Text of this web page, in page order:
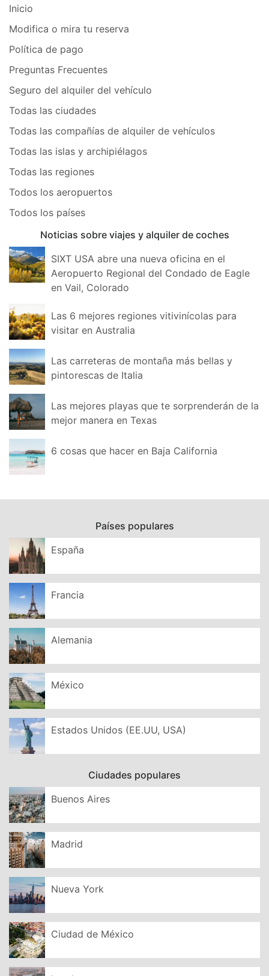
Inicio
Modifica o mira tu reserva
Política de pago
Preguntas Frecuentes
Seguro del alquiler del vehículo
Todas las ciudades
Todas las compañías de alquiler de vehículos
Todas las islas y archipiélagos
Todas las regiones
Todos los aeropuertos
Todos los países
Noticias sobre viajes y alquiler de coches
SIXT USA abre una nueva oficina en el
Aeropuerto Regional del Condado de Eagle
en Vail, Colorado
Las 6 mejores regiones vitivinícolas para
visitar en Australia
Las carreteras de montaña más bellas y
pintorescas de Italia
Las mejores playas que te sorprenderán de la
mejor manera en Texas
6 cosas que hacer en Baja California
Países populares
España
Francia
Alemania
México
Estados Unidos (EE.UU, USA)
Ciudades populares
Buenos Aires
Madrid
Nueva York
Ciudad de México